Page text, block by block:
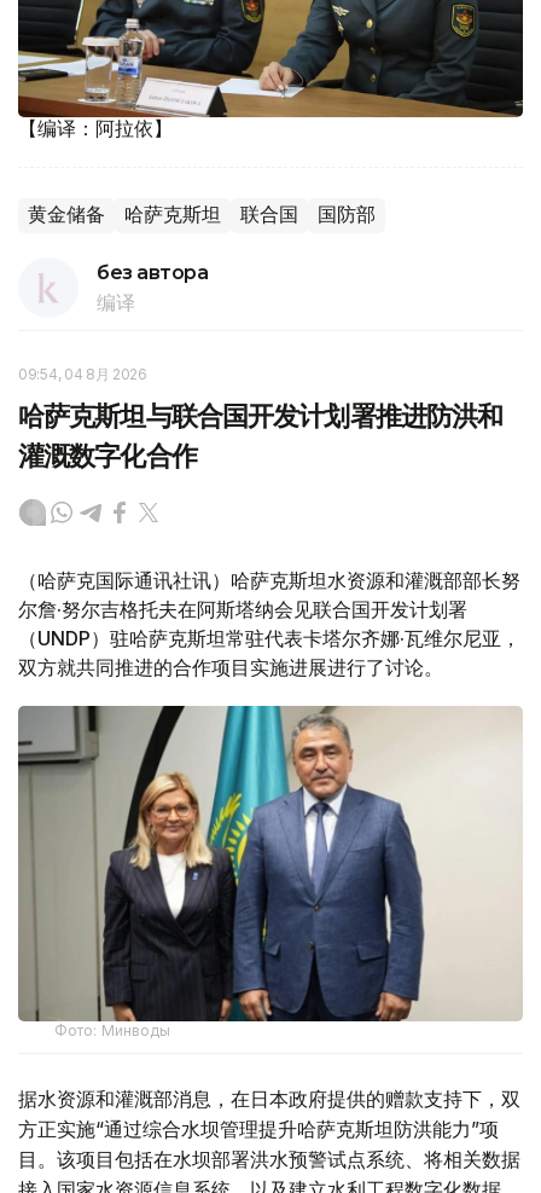
【编译：阿拉依】
黄金储备 哈萨克斯坦 联合国 国防部
без автора
编译
09:54, 04 8月 2026
哈萨克斯坦与联合国开发计划署推进防洪和
灌溉数字化合作
（哈萨克国际通讯社讯）哈萨克斯坦水资源和灌溉部部长努
尔詹·努尔吉格托夫在阿斯塔纳会见联合国开发计划署
（UNDP）驻哈萨克斯坦常驻代表卡塔尔齐娜·瓦维尔尼亚，
双方就共同推进的合作项目实施进展进行了讨论。
Фото: Минводы
据水资源和灌溉部消息，在日本政府提供的赠款支持下，双
方正实施“通过综合水坝管理提升哈萨克斯坦防洪能力”项
目。该项目包括在水坝部署洪水预警试点系统、将相关数据